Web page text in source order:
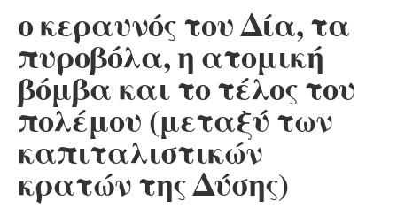
ο κεραυνός του Δία, τα
πυροβόλα, η ατομική
βόμβα και το τέλος του
πολέμου (μεταξύ των
καπιταλιστικών
κρατών της Δύσης)